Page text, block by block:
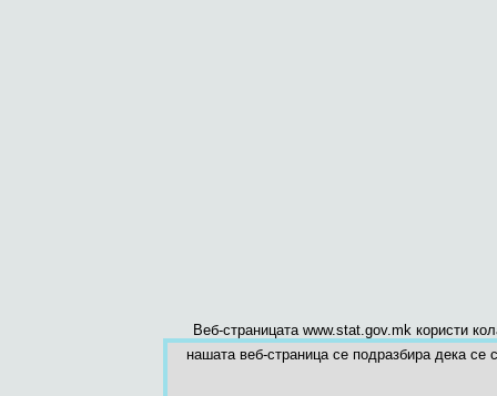
Веб-страницата www.stat.gov.mk користи
нашата веб-страница се подразбира дека се